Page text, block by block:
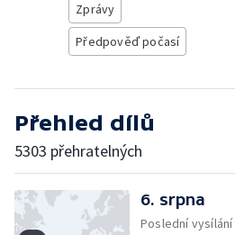
Zprávy
Předpověď počasí
Přehled dílů
5303 přehratelných
6. srpna
Poslední vysílání